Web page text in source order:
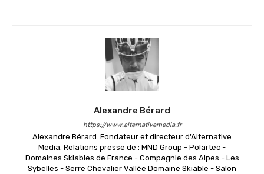
Alexandre Bérard
https://www.alternativemedia.fr
Alexandre Bérard. Fondateur et directeur d'Alternative
Media. Relations presse de : MND Group - Polartec -
Domaines Skiables de France - Compagnie des Alpes - Les
Sybelles - Serre Chevalier Vallée Domaine Skiable - Salon